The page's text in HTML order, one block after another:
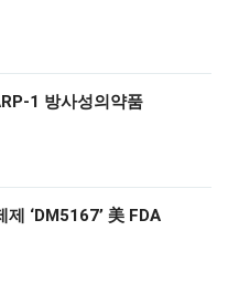
1 방사성의약품
‘DM5167’ 美 FDA